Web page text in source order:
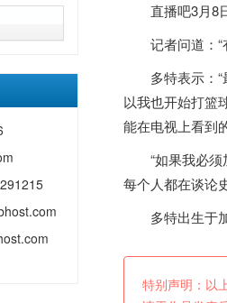
直播吧3月8日
记者问道：“
多特表示：“
以我也开始打篮
能在电视上看到
“如果我必须
每个人都在谈论
多特出生于
特别声明：以